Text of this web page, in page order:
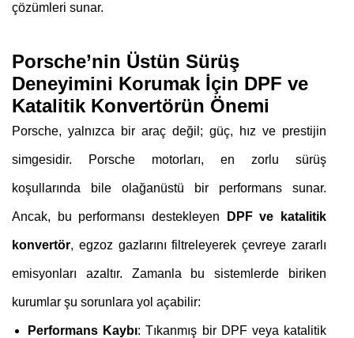
çözümleri sunar.
Porsche’nin Üstün Sürüş
Deneyimini Korumak İçin DPF ve
Katalitik Konvertörün Önemi
Porsche, yalnızca bir araç değil; güç, hız ve prestijin
simgesidir. Porsche motorları, en zorlu sürüş
koşullarında bile olağanüstü bir performans sunar.
Ancak, bu performansı destekleyen DPF ve katalitik
konvertör, egzoz gazlarını filtreleyerek çevreye zararlı
emisyonları azaltır. Zamanla bu sistemlerde biriken
kurumlar şu sorunlara yol açabilir:
Performans Kaybı: Tıkanmış bir DPF veya katalitik